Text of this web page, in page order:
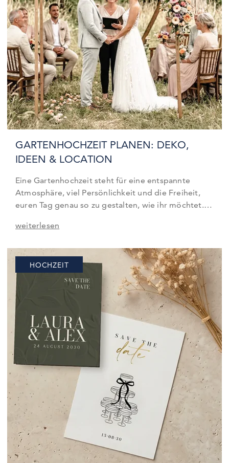
GARTENHOCHZEIT PLANEN: DEKO,
IDEEN & LOCATION
Eine Gartenhochzeit steht für eine entspannte
Atmosphäre, viel Persönlichkeit und die Freiheit,
euren Tag genau so zu gestalten, wie ihr möchtet.
Locations und bieten gleichzeitig unzählige
großer Tag genauso entspannt wird, wie ihr ihn
euch wünscht, kommt es vor allem auf…
weiterlesen
HOCHZEIT